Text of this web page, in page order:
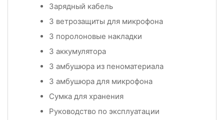
Зарядный кабель
3 ветрозащиты для микрофона
3 поролоновые накладки
3 аккумулятора
3 амбушюра из пеноматериала
3 амбушюра для микрофона
Сумка для хранения
Руководство по эксплуатации